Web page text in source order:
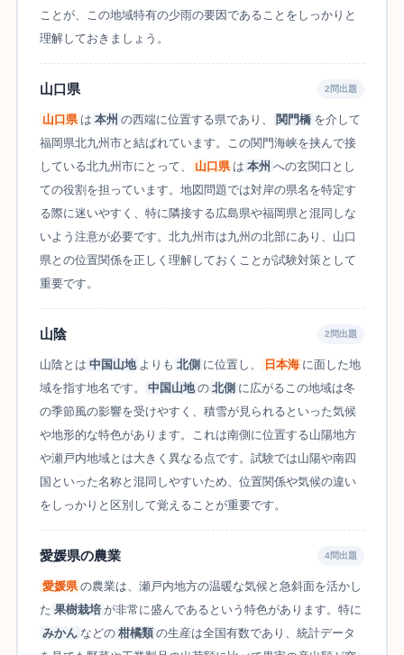
ことが、この地域特有の少雨の要因であることをしっかりと
理解しておきましょう。
山口県 2問出題
山口県 は 本州 の西端に位置する県であり、 関門橋 を介して
福岡県北九州市と結ばれています。この関門海峡を挟んで接
している北九州市にとって、
山口県 は 本州 への玄関口とし
ての役割を担っています。地図問題では対岸の県名を特定す
る際に迷いやすく、特に隣接する広島県や福岡県と混同しな
いよう注意が必要です。北九州市は九州の北部にあり、山口
県との位置関係を正しく理解しておくことが試験対策として
重要です。
山陰 2問出題
山陰とは 中国山地 よりも 北側 に位置し、 日本海 に面した地
域を指す地名です。
中国山地 の 北側 に広がるこの地域は冬
の季節風の影響を受けやすく、積雪が見られるといった気候
や地形的な特色があります。これは南側に位置する山陽地方
や瀬戸内地域とは大きく異なる点です。試験では山陽や南四
国といった名称と混同しやすいため、位置関係や気候の違い
をしっかりと区別して覚えることが重要です。
愛媛県の農業 4問出題
愛媛県 の農業は、瀬戸内地方の温暖な気候と急斜面を活かし
た 果樹栽培 が非常に盛んであるという特色があります。特に
みかん などの 柑橘類 の生産は全国有数であり、統計データ